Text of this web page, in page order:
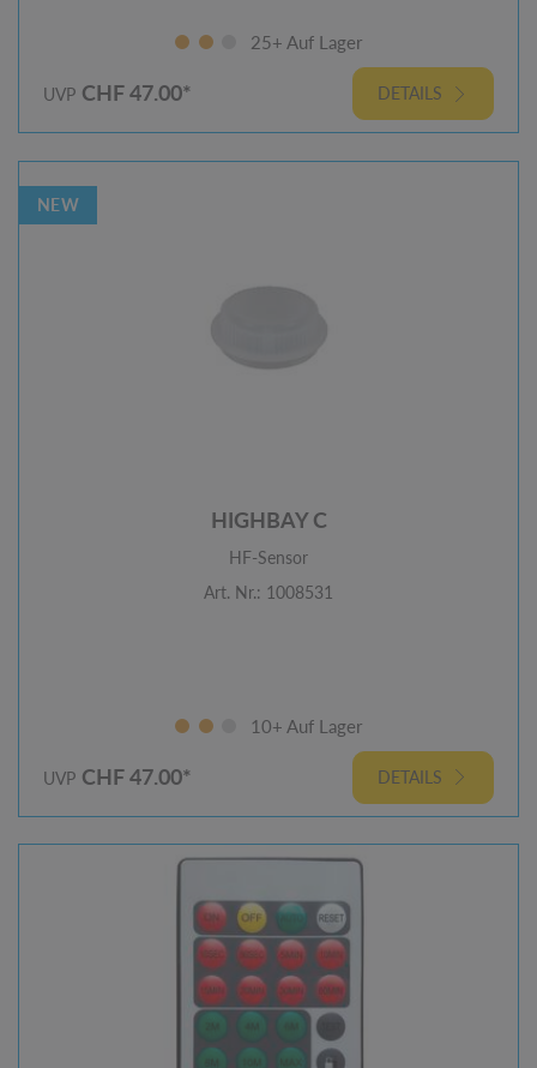
25+ Auf Lager
UVP CHF 47.00* DETAILS
NEW
HIGHBAY C
HF-Sensor
Art. Nr.: 1008531
10+ Auf Lager
UVP CHF 47.00* DETAILS